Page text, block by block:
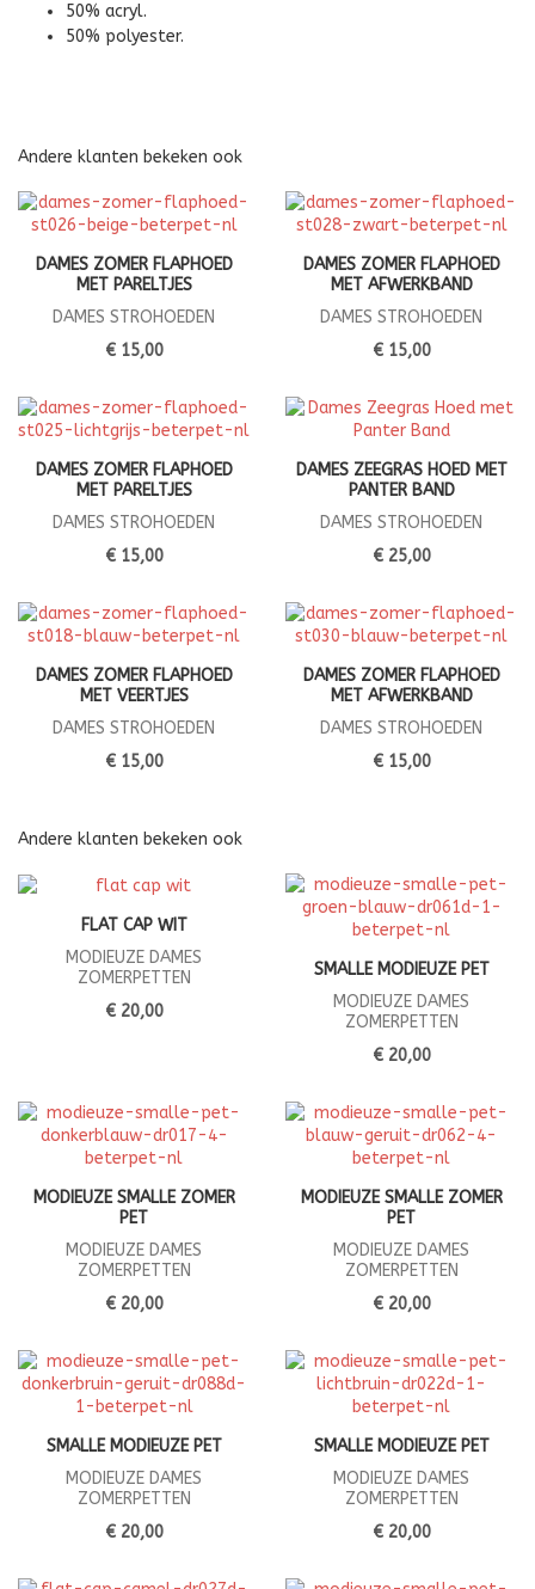
50% acryl.
50% polyester.
Andere klanten bekeken ook
DAMES ZOMER FLAPHOED
MET PARELTJES
DAMES STROHOEDEN
€ 15,00
DAMES ZOMER FLAPHOED
MET AFWERKBAND
DAMES STROHOEDEN
€ 15,00
DAMES ZOMER FLAPHOED
MET PARELTJES
DAMES STROHOEDEN
€ 15,00
DAMES ZEEGRAS HOED MET
PANTER BAND
DAMES STROHOEDEN
€ 25,00
DAMES ZOMER FLAPHOED
MET VEERTJES
DAMES STROHOEDEN
€ 15,00
DAMES ZOMER FLAPHOED
MET AFWERKBAND
DAMES STROHOEDEN
€ 15,00
Andere klanten bekeken ook
FLAT CAP WIT
MODIEUZE DAMES
ZOMERPETTEN
€ 20,00
SMALLE MODIEUZE PET
MODIEUZE DAMES
ZOMERPETTEN
€ 20,00
MODIEUZE SMALLE ZOMER
PET
MODIEUZE DAMES
ZOMERPETTEN
€ 20,00
MODIEUZE SMALLE ZOMER
PET
MODIEUZE DAMES
ZOMERPETTEN
€ 20,00
SMALLE MODIEUZE PET
MODIEUZE DAMES
ZOMERPETTEN
€ 20,00
SMALLE MODIEUZE PET
MODIEUZE DAMES
ZOMERPETTEN
€ 20,00